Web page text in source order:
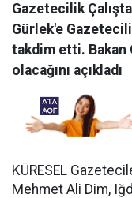
Gazetecilik
Gürlek'e
takdim etti. Bakan
olacağını açıkladı
KÜRESEL
Mehmet Ali Dim,